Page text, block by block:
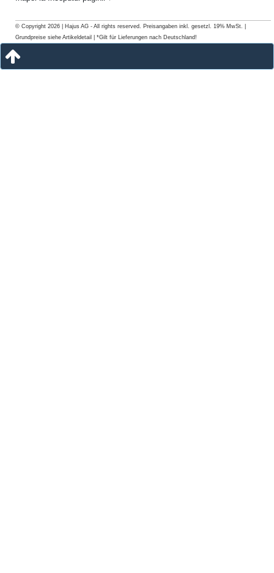
© Copyright 2026 | Hajus AG - All rights reserved. Preisangaben inkl. gesetzl. 19% MwSt. |
Grundpreise siehe Artikeldetail | *Gilt für Lieferungen nach Deutschland!